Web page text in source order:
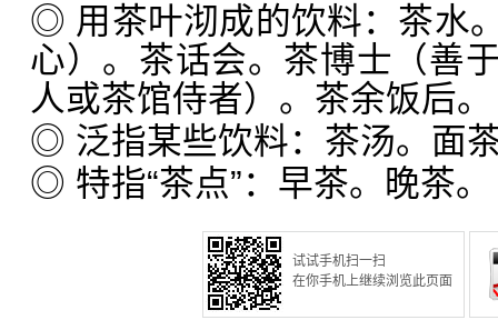
◎ 用茶叶沏成的饮料：茶水
心）。茶话会。茶博士（善
人或茶馆侍者）。茶余饭后。
◎ 泛指某些饮料：茶汤。面
◎ 特指“茶点”：早茶。晚茶。
试试手机扫一扫
在你手机上继续浏览此页面